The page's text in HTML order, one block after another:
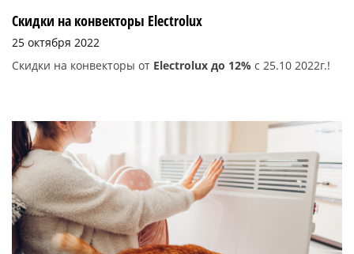
Скидки на конвекторы Electrolux
25 октября 2022
Скидки на конвекторы от Electrolux до 12% с 25.10 2022г.!